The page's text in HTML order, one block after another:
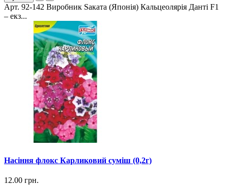
Арт. 92-142 Виробник Sаката (Японія) Кальцеолярія Данті F1
– екз...
Насіння флокс Карликовий суміш (0,2г)
12.00 грн.